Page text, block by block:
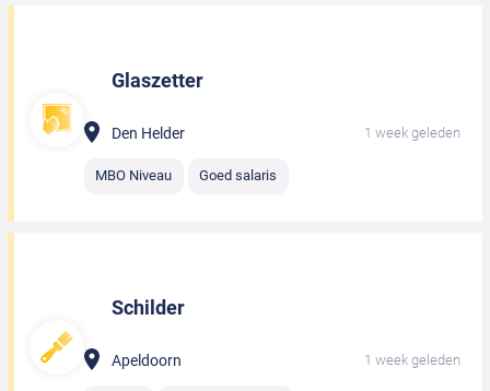
Glaszetter
Den Helder 1 week geleden
MBO Niveau Goed salaris
Schilder
Apeldoorn 1 week geleden